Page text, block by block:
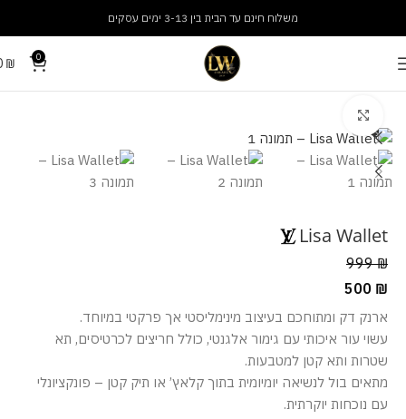
משלוח חינם עד הבית בין 3-13 ימים עסקים
0
₪
Lisa Wallet
999₪
500 ₪
ארנק דק ומתוחכם בעיצוב מינימליסטי אך פרקטי במיוחד.
עשוי עור איכותי עם גימור אלגנטי, כולל חריצים לכרטיסים, תא
שטרות ותא קטן למטבעות.
מתאים בול לנשיאה יומיומית בתוך קלאץ’ או תיק קטן – פונקציונלי
עם נוכחות יוקרתית.